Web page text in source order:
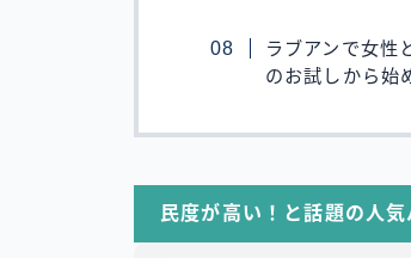
ラブアンで女性
のお試しから始
民度が高い！と話題の人気